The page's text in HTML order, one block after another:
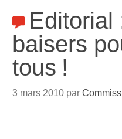
Editorial
baisers
tous !
3 mars 2010 par